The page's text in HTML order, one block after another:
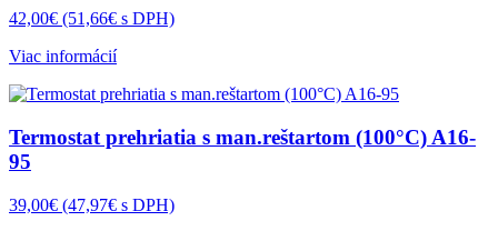
42,00€ (51,66€ s DPH)
Viac informácií
Termostat prehriatia s man.reštartom (100°C) A16-
95
39,00€ (47,97€ s DPH)